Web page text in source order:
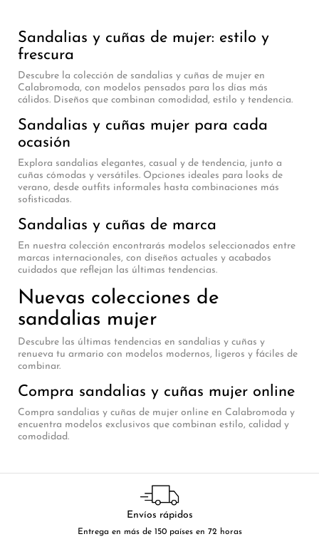
Sandalias y cuñas de mujer: estilo y
frescura
Descubre la colección de sandalias y cuñas de mujer en
Calabromoda, con modelos pensados para los días más
cálidos. Diseños que combinan comodidad, estilo y tendencia.
Sandalias y cuñas mujer para cada
ocasión
Explora sandalias elegantes, casual y de tendencia, junto a
cuñas cómodas y versátiles. Opciones ideales para looks de
verano, desde outfits informales hasta combinaciones más
sofisticadas.
Sandalias y cuñas de marca
En nuestra colección encontrarás modelos seleccionados entre
marcas internacionales, con diseños actuales y acabados
cuidados que reflejan las últimas tendencias.
Nuevas colecciones de
sandalias mujer
Descubre las últimas tendencias en sandalias y cuñas y
renueva tu armario con modelos modernos, ligeros y fáciles de
combinar.
Compra sandalias y cuñas mujer online
Compra sandalias y cuñas de mujer online en Calabromoda y
encuentra modelos exclusivos que combinan estilo, calidad y
comodidad.
Envíos rápidos
Entrega en más de 150 países en 72 horas